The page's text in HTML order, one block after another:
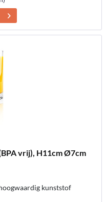
vrij), H11cm Ø7cm
kunststof